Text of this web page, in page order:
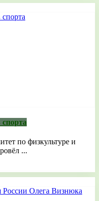
по физкультуре и
...